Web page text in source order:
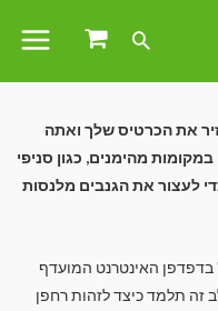
את הכרטיס שלך ואתה
מהימנים, כגון סניפי
לעצור את הגנבים מלנסות
בדפדפן האינטרנט המועדף
זה תלמד כיצד לזהות רחפן